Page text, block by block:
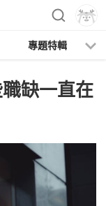
專題特輯
缺一直在